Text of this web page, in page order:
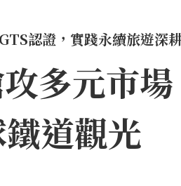
認證，實踐永續旅遊深
多元市
道觀光